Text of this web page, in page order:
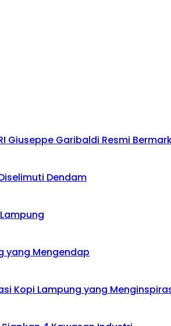
Giuseppe Garibaldi Resmi
Dendam
yang Mengendap
Kopi Lampung yang